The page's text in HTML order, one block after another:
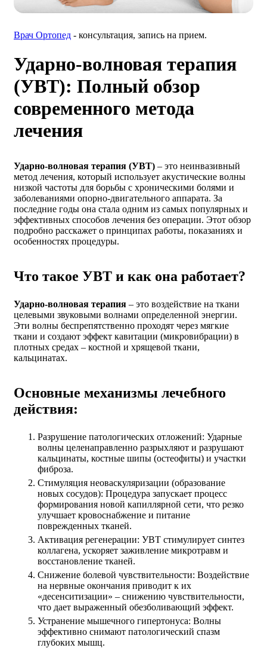
Врач Ортопед - консультация, запись на прием.
Ударно-волновая терапия
(УВТ): Полный обзор
современного метода
лечения
Ударно-волновая терапия (УВТ) – это неинвазивный
метод лечения, который использует акустические волны
низкой частоты для борьбы с хроническими болями и
заболеваниями опорно-двигательного аппарата. За
последние годы она стала одним из самых популярных и
эффективных способов лечения без операции. Этот обзор
подробно расскажет о принципах работы, показаниях и
особенностях процедуры.
Что такое УВТ и как она работает?
Ударно-волновая терапия – это воздействие на ткани
целевыми звуковыми волнами определенной энергии.
Эти волны беспрепятственно проходят через мягкие
ткани и создают эффект кавитации (микровибрации) в
плотных средах – костной и хрящевой ткани,
кальцинатах.
Основные механизмы лечебного
действия:
Разрушение патологических отложений: Ударные
волны целенаправленно разрыхляют и разрушают
кальцинаты, костные шипы (остеофиты) и участки
фиброза.
Стимуляция неоваскуляризации (образование
новых сосудов): Процедура запускает процесс
формирования новой капиллярной сети, что резко
улучшает кровоснабжение и питание
поврежденных тканей.
Активация регенерации: УВТ стимулирует синтез
коллагена, ускоряет заживление микротравм и
восстановление тканей.
Снижение болевой чувствительности: Воздействие
на нервные окончания приводит к их
«десенситизации» – снижению чувствительности,
что дает выраженный обезболивающий эффект.
Устранение мышечного гипертонуса: Волны
эффективно снимают патологический спазм
глубоких мышц.